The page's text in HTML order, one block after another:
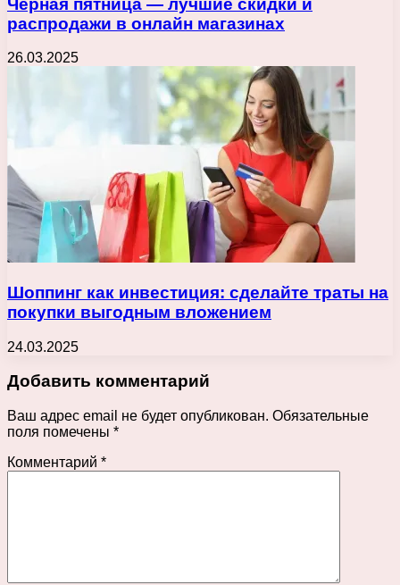
распродажи в онлайн магазинах
26.03.2025
Шоппинг как инвестиция: сделайте траты на
покупки выгодным вложением
24.03.2025
Добавить комментарий
Ваш адрес email не будет опубликован. Обязательные
поля помечены *
Комментарий *